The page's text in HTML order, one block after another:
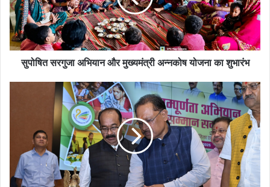
सुपोषित सरगुजा अभियान और मुख्यमंत्री अन्नकोष योजना का शुभारंभ